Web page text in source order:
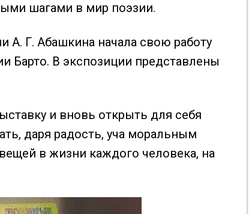
шагами в мир поэзии.
Г. Абашкина начала свою работу
Барто. В экспозиции представлены
и вновь открыть для себя
даря радость, уча моральным
в жизни каждого человека, на